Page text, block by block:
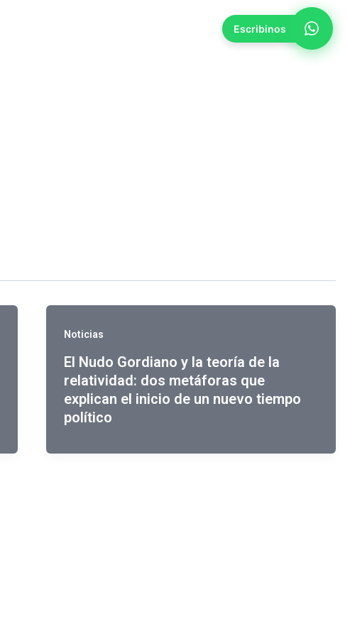
Noticias
El Nudo Gordiano y la teoría de la
relatividad: dos metáforas que
explican el inicio de un nuevo tiempo
político
Escribinos